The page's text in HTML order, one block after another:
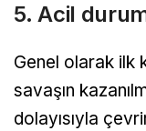
5. Acil
Genel olarak ilk
savaşın
dolayısıyla